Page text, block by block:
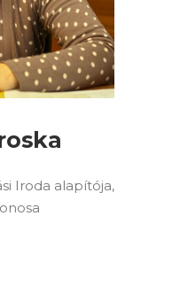
Iroda alapítója,